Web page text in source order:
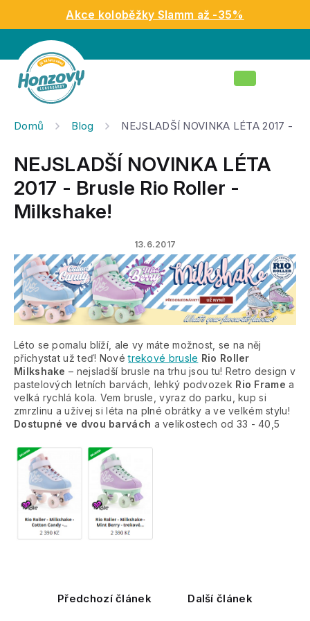
obsah
Akce koloběžky Slamm až -35%
Nákupní
Domů Blog NEJSLADŠÍ NOVINKA LÉTA 2017 -
NEJSLADŠÍ NOVINKA LÉTA
2017 - Brusle Rio Roller -
Milkshake!
13.6.2017
Léto se pomalu blíží, ale vy máte možnost, se na něj
přichystat už teď! Novétrekové brusle Rio Roller
Milkshake – nejsladší brusle na trhu jsou tu! Retro design v
pastelových letních barvách, lehký podvozek Rio Frame a
velká rychlá kola. Vem brusle, vyraz do parku, kup si
zmrzlinu a užívej si léta na plné obrátky a ve velkém stylu!
Dostupné ve dvou barvách a velikostech od 33 - 40,5
Předchozí článek Další článek